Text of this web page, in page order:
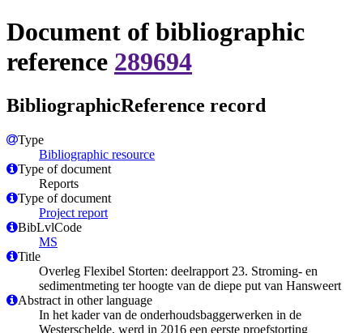
Document of bibliographic
reference 289694
BibliographicReference record
Type
Bibliographic resource
Type of document
Reports
Type of document
Project report
BibLvlCode
MS
Title
Overleg Flexibel Storten: deelrapport 23. Stroming- en
sedimentmeting ter hoogte van de diepe put van Hansweert
Abstract in other language
In het kader van de onderhoudsbaggerwerken in de
Westerschelde, werd in 2016 een eerste proefstorting